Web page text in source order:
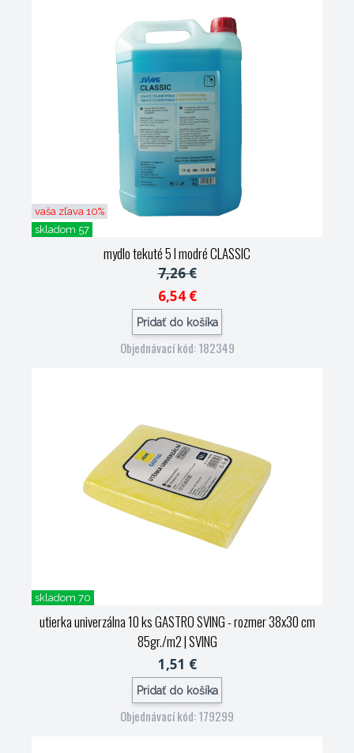
vaša zľava 10%
skladom 57
mydlo tekuté 5 l modré CLASSIC
7,26 €
6,54 €
Pridať do košíka
Objednávací kód: 182349
skladom 70
utierka univerzálna 10 ks GASTRO SVING - rozmer 38x30 cm
85gr./m2| SVING
1,51 €
Pridať do košíka
Objednávací kód: 179299